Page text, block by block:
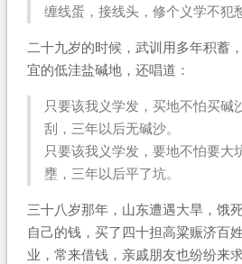
缠线蛋，接线头，修个义学不犯
二十九岁的时候，武训用多年积蓄
宜的低洼盐碱地，还唱道：
只要该我义学发，买地不怕买碱
刮，三年以后无碱沙。
只要该我义学发，要地不怕要大
壅，三年以后平了坑。
三十八岁那年，山东遭遇大旱，饿
自己的钱，买了四十担高粱赈济百
业，常来借钱，亲戚朋友也纷纷来